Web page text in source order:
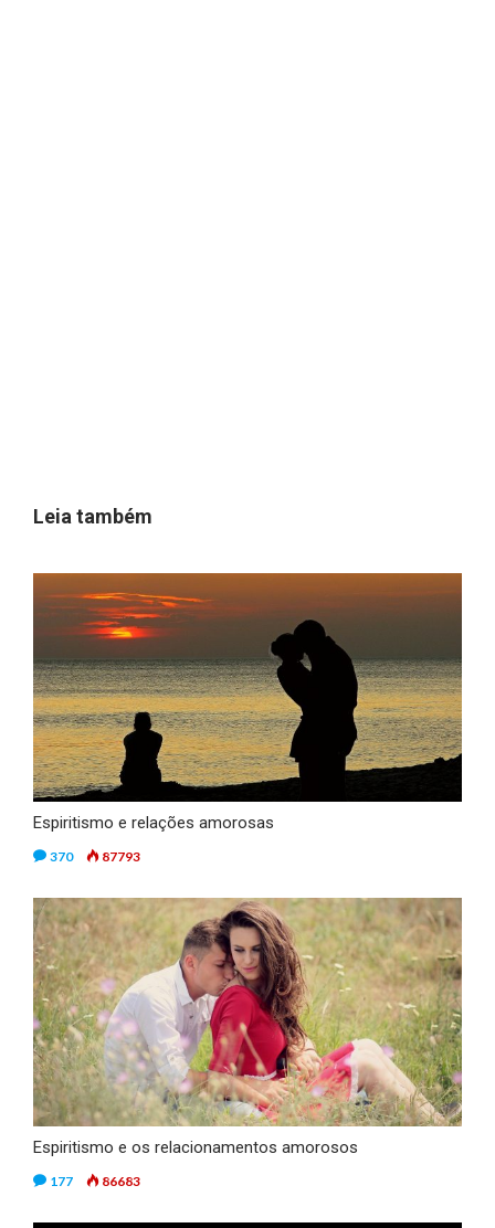
Leia também
Espiritismo e relações amorosas
370 87793
Espiritismo e os relacionamentos amorosos
177 86683